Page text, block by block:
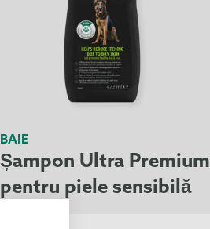
BAIE
Șampon Ultra Premium
pentru piele sensibilă